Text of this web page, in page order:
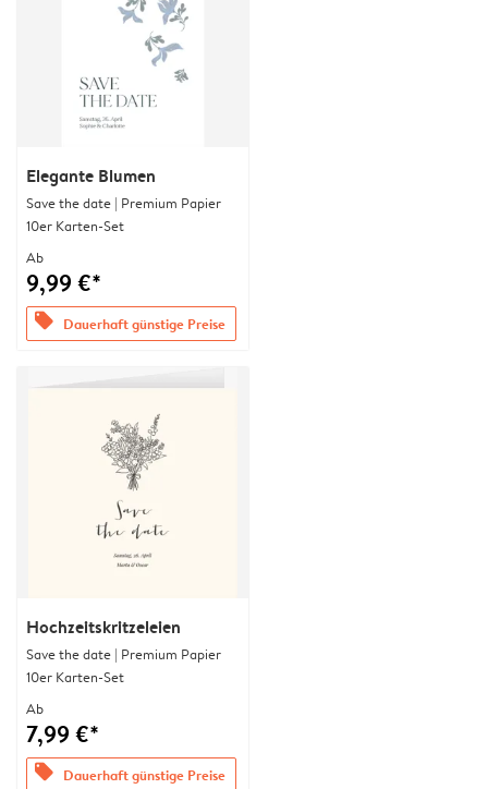
Elegante Blumen
Save the date | Premium Papier
10er Karten-Set
Ab
9,99 €*
offers Dauerhaft günstige Preise
Hochzeitskritzeleien
Save the date | Premium Papier
10er Karten-Set
Ab
7,99 €*
offers Dauerhaft günstige Preise